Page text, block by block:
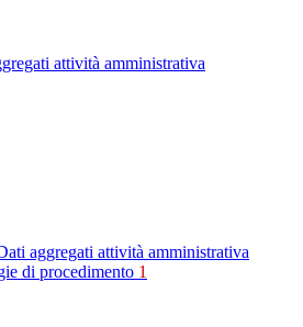
attività amministrativa
aggregati attività amministrativa
di procedimento 1